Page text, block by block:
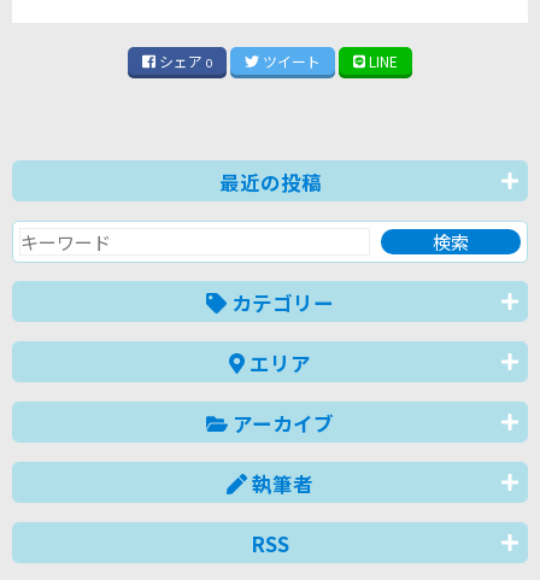
シェア 0 ツイート LINE
最近の投稿
カテゴリー
エリア
アーカイブ
執筆者
RSS